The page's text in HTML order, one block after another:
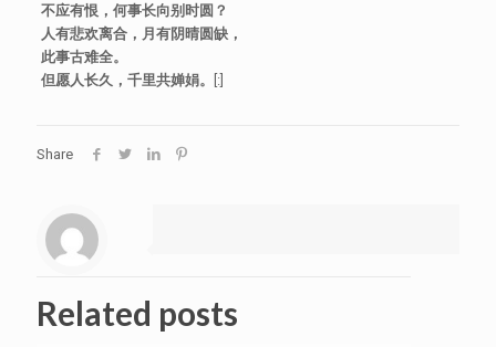
不应有恨，何事长向别时圆？
人有悲欢离合，月有阴晴圆缺，
此事古难全。
但愿人长久，千里共婵娟。 [:]
Share
Related posts